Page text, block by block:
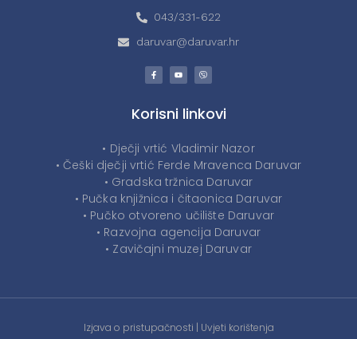
043/331-622
daruvar@daruvar.hr
Korisni linkovi
• Dječji vrtić Vladimir Nazor
• Češki dječji vrtić Ferde Mravenca Daruvar
• Gradska tržnica Daruvar
• Pučka knjižnica i čitaonica Daruvar
• Pučko otvoreno učilište Daruvar
• Razvojna agencija Daruvar
• Zavičajni muzej Daruvar
Izjava o pristupačnosti | Uvjeti korištenja